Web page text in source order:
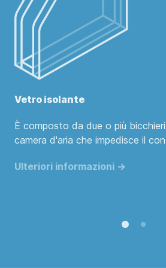
Vetro isolante
È composto da due o più
camera d'aria che impedisce il
Ulteriori informazioni ->